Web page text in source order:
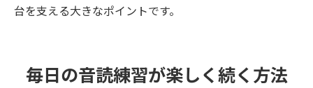
台を支える大きなポイントです。
毎日の音読練習が楽しく続く方法